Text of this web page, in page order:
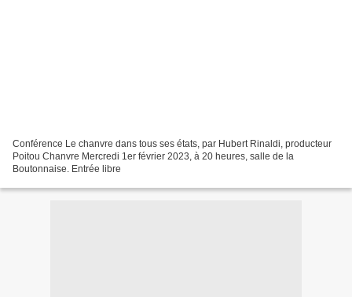
Conférence Le chanvre dans tous ses états, par Hubert Rinaldi, producteur
Poitou Chanvre Mercredi 1er février 2023, à 20 heures, salle de la
Boutonnaise. Entrée libre